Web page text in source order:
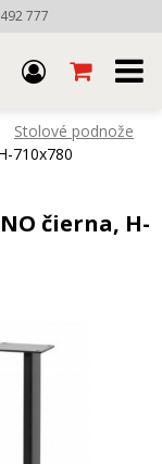
777
Stolové podnože
710x780
čierna, H-